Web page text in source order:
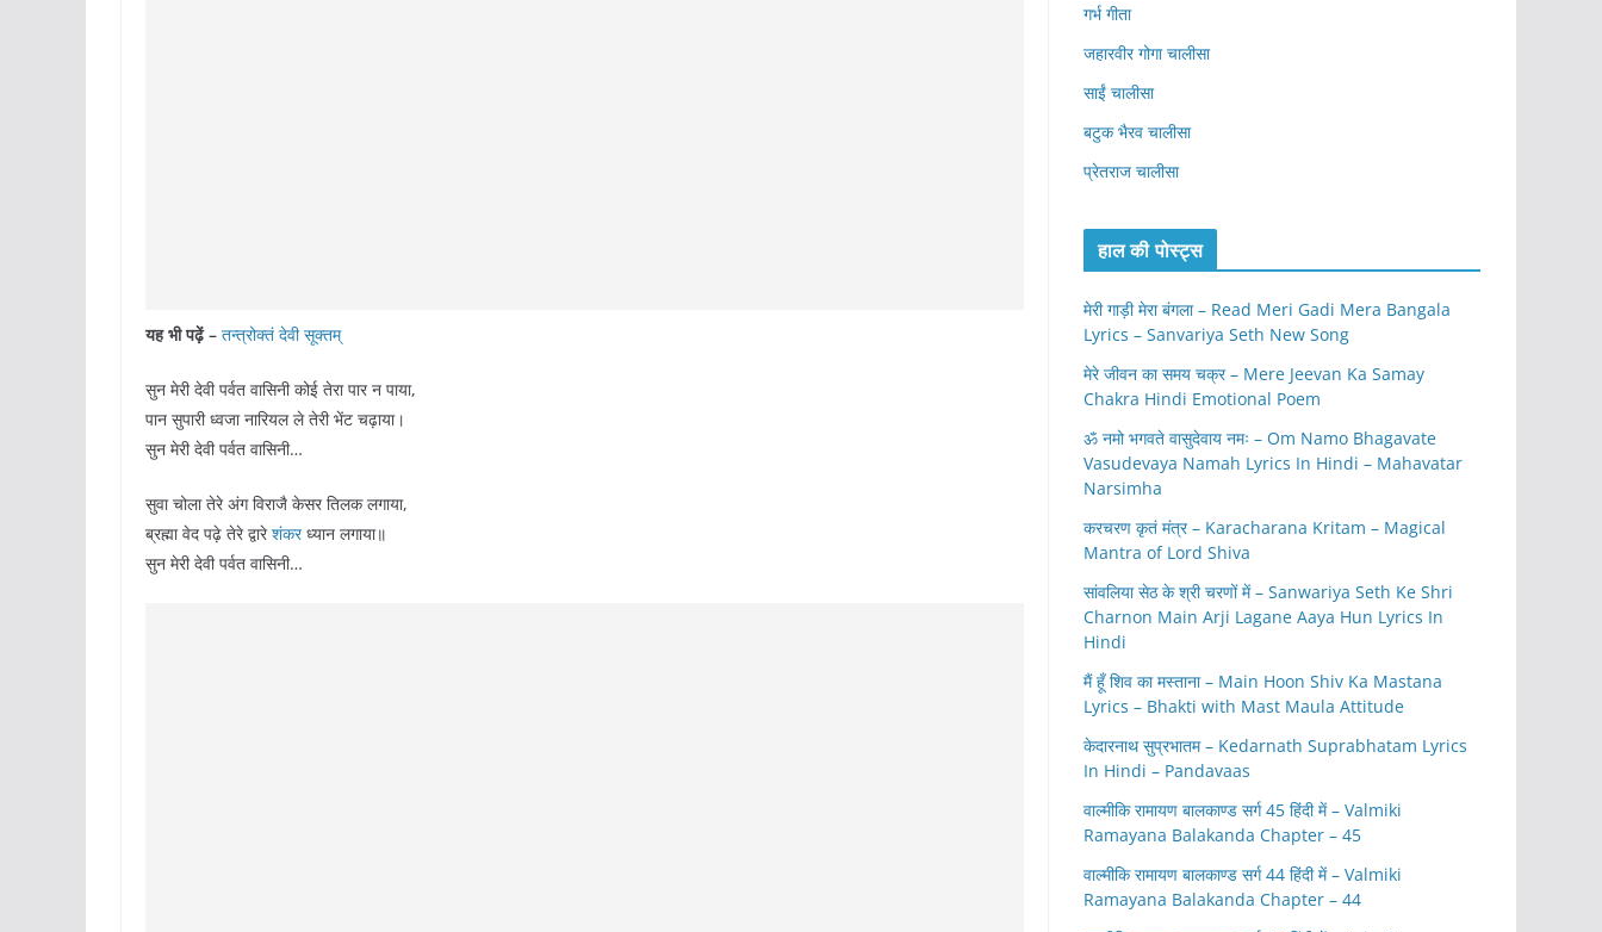
यह भी पढ़ें – तन्त्रोक्तं देवी सूक्तम्
सुन मेरी देवी पर्वत वासिनी कोई तेरा पार न पाया,
पान सुपारी ध्वजा नारियल ले तेरी भेंट चढ़ाया।
सुन मेरी देवी पर्वत वासिनी…
सुवा चोला तेरे अंग विराजै केसर तिलक लगाया,
ब्रह्मा वेद पढ़े तेरे द्वारेशंकरध्यान लगाया॥
सुन मेरी देवी पर्वत वासिनी…
गर्भ गीता
जहारवीर गोगा चालीसा
साईं चालीसा
बटुक भैरव चालीसा
प्रेतराज चालीसा
हाल की पोस्ट्स
मेरी गाड़ी मेरा बंगला – Read Meri Gadi Mera Bangala
Lyrics – Sanvariya Seth New Song
मेरे जीवन का समय चक्र – Mere Jeevan Ka Samay
Chakra Hindi Emotional Poem
ॐ नमो भगवते वासुदेवाय नमः – Om Namo Bhagavate
Vasudevaya Namah Lyrics In Hindi – Mahavatar
Narsimha
करचरण कृतं मंत्र – Karacharana Kritam – Magical
Mantra of Lord Shiva
सांवलिया सेठ के श्री चरणों में – Sanwariya Seth Ke Shri
Charnon Main Arji Lagane Aaya Hun Lyrics In
Hindi
मैं हूँ शिव का मस्ताना – Main Hoon Shiv Ka Mastana
Lyrics – Bhakti with Mast Maula Attitude
केदारनाथ सुप्रभातम – Kedarnath Suprabhatam Lyrics
In Hindi – Pandavaas
वाल्मीकि रामायण बालकाण्ड सर्ग 45 हिंदी में – Valmiki
Ramayana Balakanda Chapter – 45
वाल्मीकि रामायण बालकाण्ड सर्ग 44 हिंदी में – Valmiki
Ramayana Balakanda Chapter – 44